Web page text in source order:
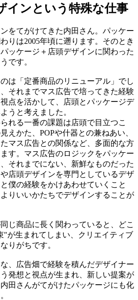
インという特殊な仕事
をてがけてきた内田さん。パッケー
りは2005年頃に遡ります。そのとき
ッケージ＋店頭デザインに関わった
です。
は「定番商品のリニューアル」でし
それまでマス広告で培ってきた経験
点を活かして、店頭とパッケージデ
うと考えました。
れる一番の課題は店頭で目立つこ
えかた、POPや什器との兼ねあい、
マス広告との関係など、多面的な方
す。マス広告のロジックをパッケー
それまでにない、新鮮なものだった
店頭デザインを専門としているデザ
僕の経験をかけあわせていくこと
りいいかたちでデザインすることが
じ商品に長く関わっていると、どこ
"が生まれてしまい、クリエイティブ
りがちです。
、広告畑で経験を積んだデザイナー
発想と視点が生まれ、新しい提案が
田さんがてがけたパッケージにも化